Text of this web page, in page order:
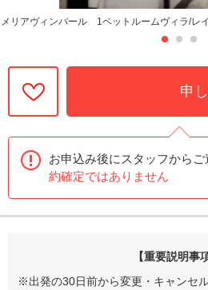
メリアヴィンパール 1ベットルームヴィラ/レ
申
お申込み後にスタッフからご
約確定ではありません
【重要説明事
※出発の30日前から変更・キャンセル